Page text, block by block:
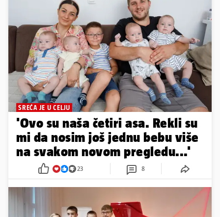
SREĆA JE U CELJU
'Ovo su naša četiri asa. Rekli su
mi da nosim još jednu bebu više
na svakom novom pregledu...'
23 8